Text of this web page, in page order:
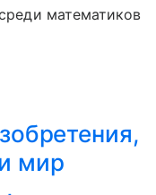
математиков
мир